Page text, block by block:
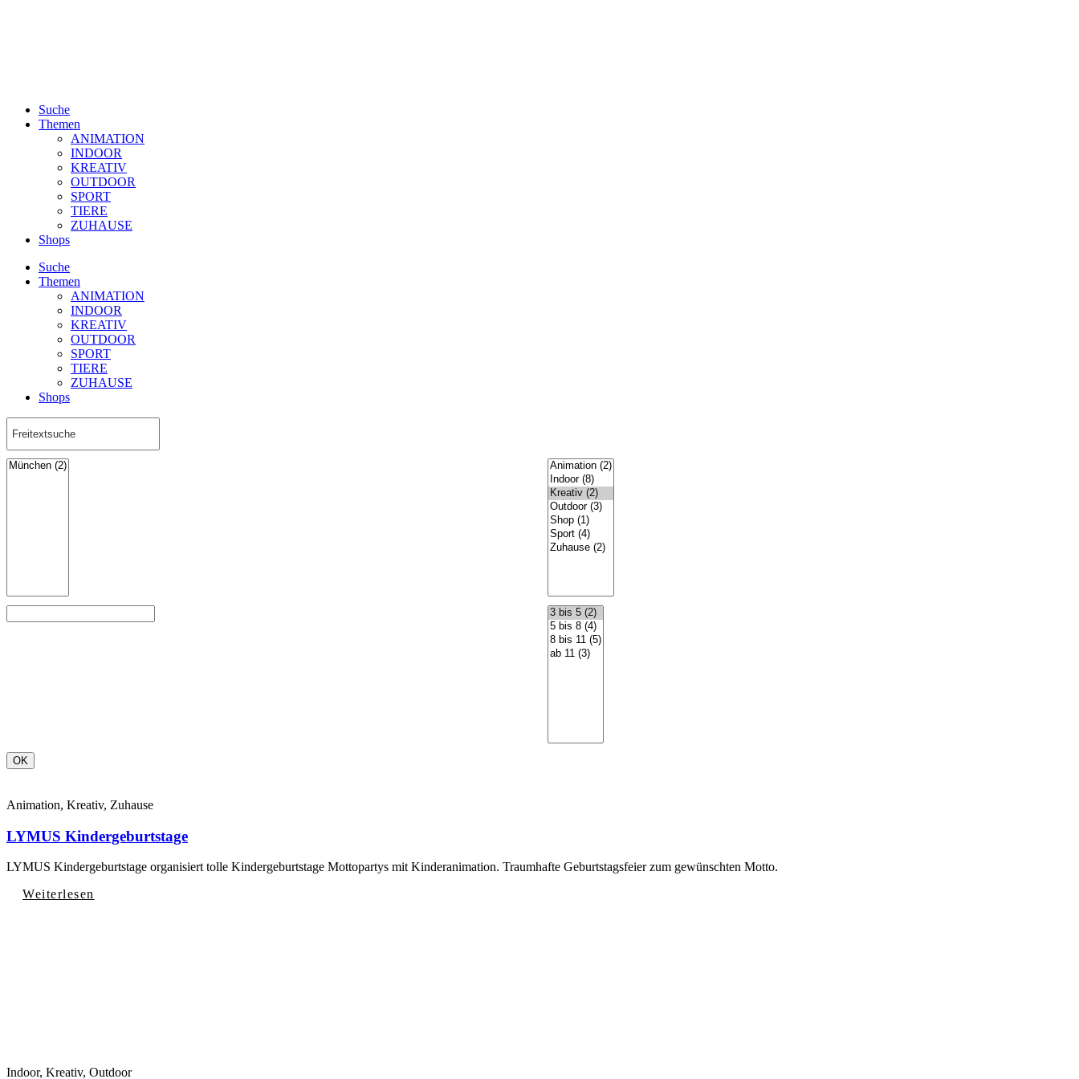
Suche
Themen
ANIMATION
INDOOR
KREATIV
OUTDOOR
SPORT
TIERE
ZUHAUSE
Shops
Suche
Themen
ANIMATION
INDOOR
KREATIV
OUTDOOR
SPORT
TIERE
ZUHAUSE
Shops
Animation, Kreativ, Zuhause
LYMUS Kindergeburtstage
LYMUS Kindergeburtstage organisiert tolle Kindergeburtstage Mottopartys mit Kinderanimation. Traumhafte Geburtstagsfeier zum gewünschten Motto.
Weiterlesen
Indoor, Kreativ, Outdoor